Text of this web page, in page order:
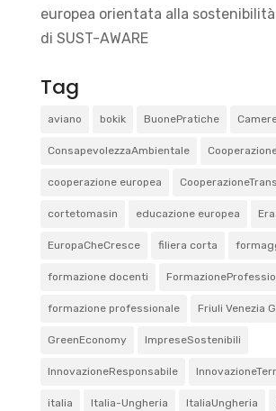
europea orientata alla
di SUST-AWARE
Tag
aviano bokik BuonePratiche
ConsapevolezzaAmbientale
cooperazione europea
cortetomasin educazione europea
EuropaCheCresce filiera corta
formazione docenti
formazione professionale Friuli Venezia
GreenEconomy ImpreseSostenibili
InnovazioneResponsabile
italia Italia-Ungheria ItaliaUngheria